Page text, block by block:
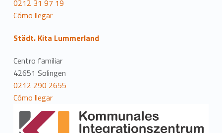
0212 31 97 19
Cómo llegar
Städt. Kita Lummerland
Centro familiar
42651 Solingen
0212 290 2655
Cómo llegar